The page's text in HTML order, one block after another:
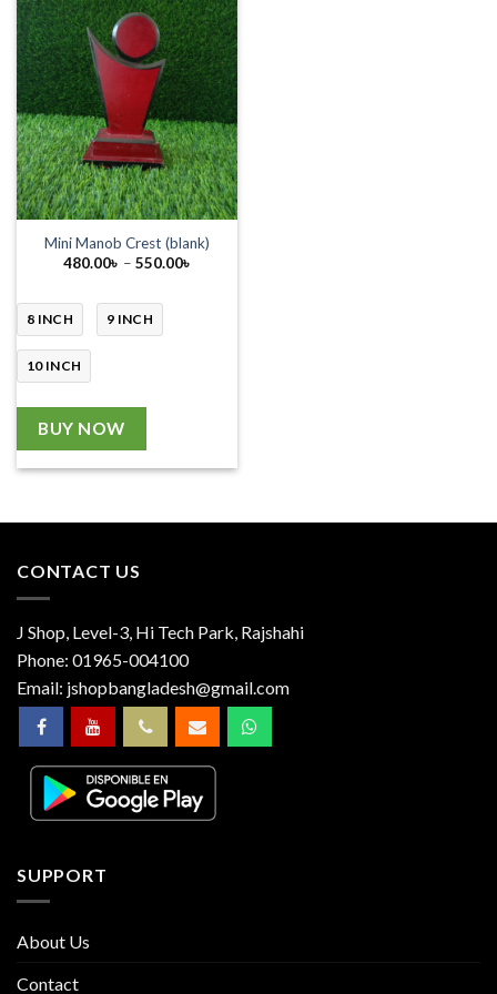
Mini Manob Crest (blank)
480.00৳ – 550.00৳
8 INCH 9 INCH
10 INCH
BUY NOW
CONTACT US
J Shop, Level-3, Hi Tech Park, Rajshahi
Phone: 01965-004100
Email: jshopbangladesh@gmail.com
SUPPORT
About Us
Contact